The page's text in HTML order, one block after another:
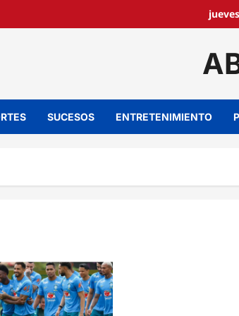
SUCESOS ENTRETENIMIENTO